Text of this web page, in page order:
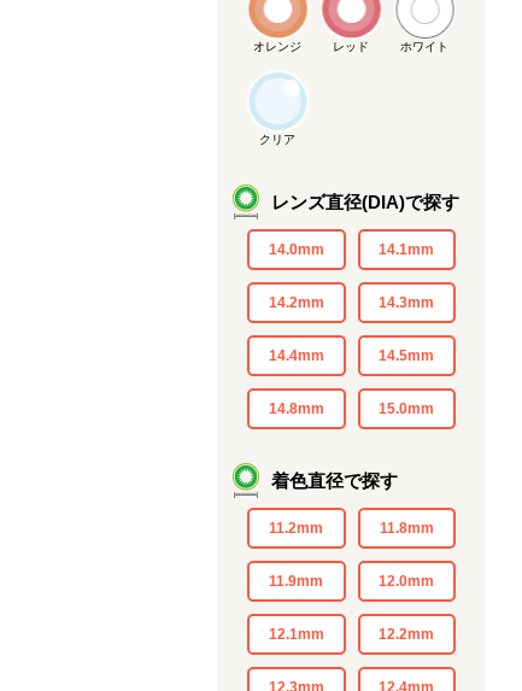
オレンジ レッド ホワイト
クリア
レンズ直径(DIA)で探す
14.0mm 14.1mm
14.2mm 14.3mm
14.4mm 14.5mm
14.8mm 15.0mm
着色直径で探す
11.2mm 11.8mm
11.9mm 12.0mm
12.1mm 12.2mm
12.3mm 12.4mm